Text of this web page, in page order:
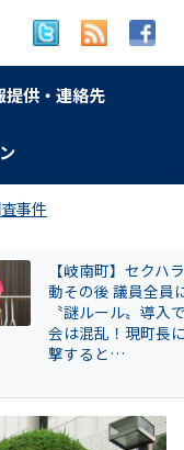
提供・連絡先
事件
ハラ騒
全員に
入で議
長に直